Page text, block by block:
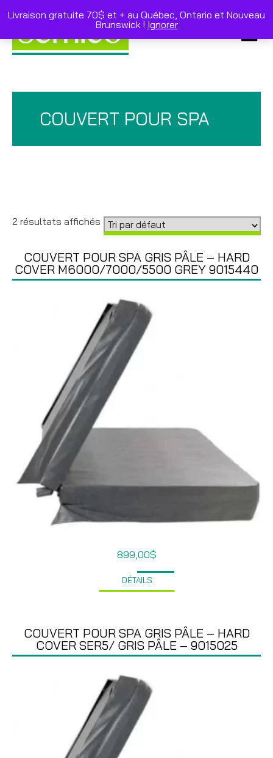
to
COUVERT POUR SPA
2 résultats affichés
COUVERT POUR SPA GRIS PÂLE – HARD
COVER M6000/7000/5500 GREY 9015440
899,00$
DÉTAILS
COUVERT POUR SPA GRIS PÂLE – HARD
COVER SER5/ GRIS PÂLE – 9015025
Livraison gratuite 70$ et + au Québec, Ontario et Nouveau
Brunswick ! Ignorer